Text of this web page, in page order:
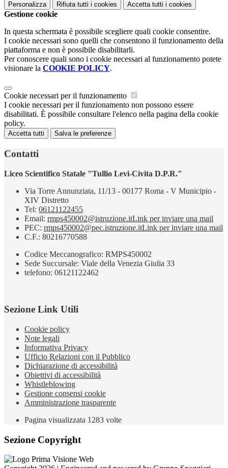
Personalizza Rifiuta tutti i cookies Accetta tutti i cookies
Gestione cookie
In questa schermata è possibile scegliere quali cookie consentire.
I cookie necessari sono quelli che consentono il funzionamento della
piattaforma e non è possibile disabilitarli.
Per conoscere quali sono i cookie necessari al funzionamento potete
visionare la COOKIE POLICY.
Cookie necessari per il funzionamento
I cookie necessari per il funzionamento non possono essere
disabilitati. È possibile consultare l'elenco nella pagina della cookie
policy.
Accetta tutti Salva le preferenze
Contatti
Liceo Scientifico Statale "Tullio Levi-Civita D.P.R."
Via Torre Annunziata, 11/13 - 00177 Roma - V Municipio -
XIV Distretto
Tel: 06121122455
Email: rmps450002@istruzione.itLink per inviare una mail
PEC: rmps450002@pec.istruzione.itLink per inviare una mail
C.F.: 80216770588
Codice Meccanografico: RMPS450002
Sede Succursale: Viale della Venezia Giulia 33
telefono: 06121122462
Sezione Link Utili
Cookie policy
Note legali
Informativa Privacy
Ufficio Relazioni con il Pubblico
Dichiarazione di accessibilità
Obiettivi di accessibilità
Whistleblowing
Gestione consensi cookie
Amministrazione trasparente
Pagina visualizzata 1283 volte
Sezione Copyright